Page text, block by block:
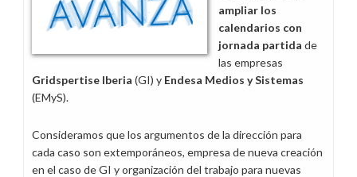
ampliar los
calendarios con
jornada partida de
las empresas
Gridspertise Iberia (GI) y Endesa Medios y Sistemas
(EMyS).
Consideramos que los argumentos de la dirección para
cada caso son extemporáneos, empresa de nueva creación
en el caso de GI y organización del trabajo para nuevas